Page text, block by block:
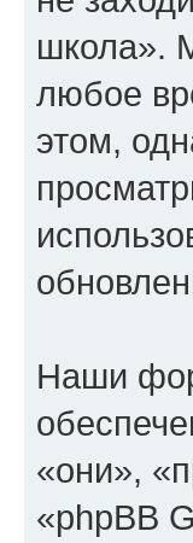
школа».
любое
этом,
Наши
«они»,
«phpBB